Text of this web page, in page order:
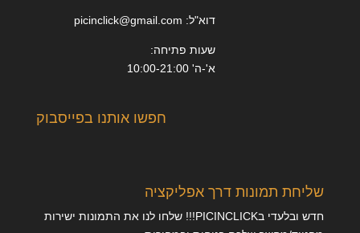
דוא"ל: picinclick@gmail.com
שעות פתיחה:
א'-ה' 10:00-21:00
חפשו אותנו בפייסבוק
שליחת תמונות דרך אפליקציה
חדש ובלעדי בPICINCLICK!!! שלחו לנו את התמונות ישירות